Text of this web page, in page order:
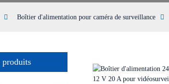
Boîtier d'alimentation pour caméra de surveillance
produits